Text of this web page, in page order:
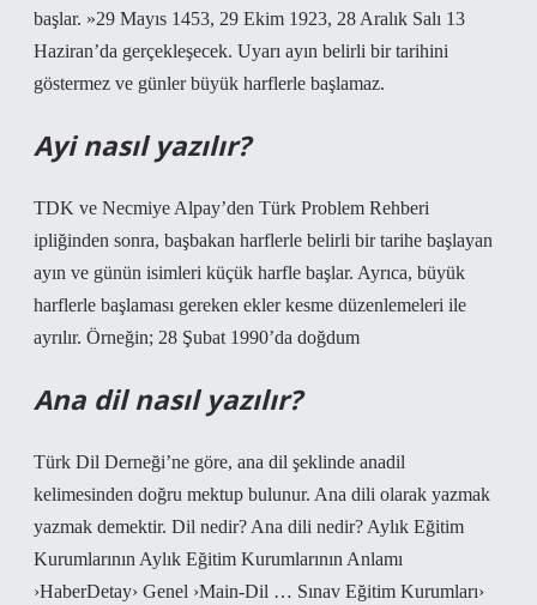
başlar. »29 Mayıs 1453, 29 Ekim 1923, 28 Aralık Salı 13
Haziran’da gerçekleşecek. Uyarı ayın belirli bir tarihini
göstermez ve günler büyük harflerle başlamaz.
Ayi nasıl yazılır?
TDK ve Necmiye Alpay’den Türk Problem Rehberi
ipliğinden sonra, başbakan harflerle belirli bir tarihe başlayan
ayın ve günün isimleri küçük harfle başlar. Ayrıca, büyük
harflerle başlaması gereken ekler kesme düzenlemeleri ile
ayrılır. Örneğin; 28 Şubat 1990’da doğdum
Ana dil nasıl yazılır?
Türk Dil Derneği’ne göre, ana dil şeklinde anadil
kelimesinden doğru mektup bulunur. Ana dili olarak yazmak
yazmak demektir. Dil nedir? Ana dili nedir? Aylık Eğitim
Kurumlarının Aylık Eğitim Kurumlarının Anlamı
›HaberDetay› Genel ›Main-Dil … Sınav Eğitim Kurumları›